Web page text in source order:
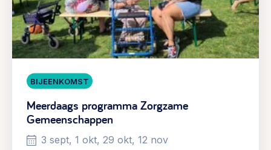
BIJEENKOMST
Meerdaags programma Zorgzame
Gemeenschappen
3 sept, 1 okt, 29 okt, 12 nov